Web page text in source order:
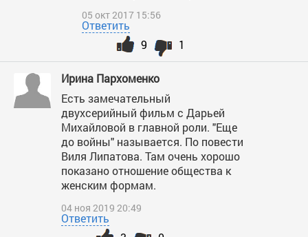
05 окт 2017 15:56
Ответить
1
9
Ирина Пархоменко
Есть замечательный
двухсерийный фильм с Дарьей
Михайловой в главной роли. "Еще
до войны" называется. По повести
Виля Липатова. Там очень хорошо
показано отношение общества к
женским формам.
04 ноя 2019 20:49
Ответить